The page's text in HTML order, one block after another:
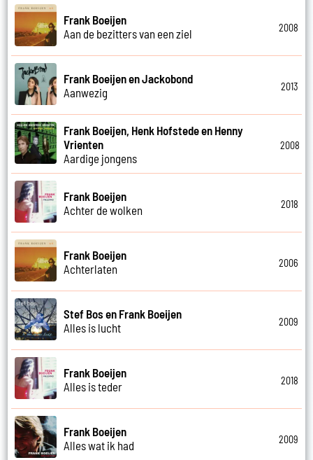
Frank Boeijen
Aan de bezitters van een ziel
2008
Frank Boeijen en Jackobond
Aanwezig
2013
Frank Boeijen, Henk Hofstede en Henny
Vrienten
Aardige jongens
2008
Frank Boeijen
Achter de wolken
2018
Frank Boeijen
Achterlaten
2006
Stef Bos en Frank Boeijen
Alles is lucht
2009
Frank Boeijen
Alles is teder
2018
Frank Boeijen
Alles wat ik had
2009